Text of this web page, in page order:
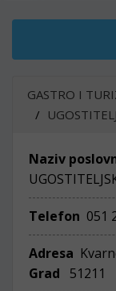
GASTRO I
Naziv
Telefon 051
Adresa
Grad
51211